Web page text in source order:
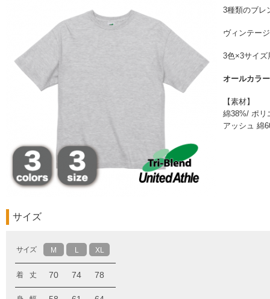
3種類のブレ
ヴィンテー
3色×3サイズ
オールカラ
【素材】
綿38%/ ポリ
アッシュ 綿
サイズ
サイズ M L XL
着 丈 70 74 78